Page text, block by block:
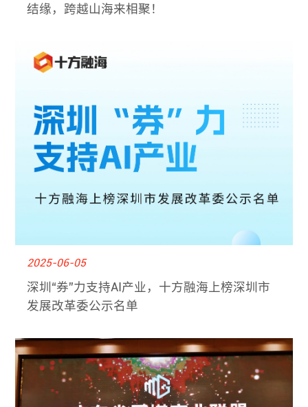
结缘，跨越山海来相聚！
2025-06-05
深圳“券”力支持AI产业，十方融海上榜深圳市
发展改革委公示名单